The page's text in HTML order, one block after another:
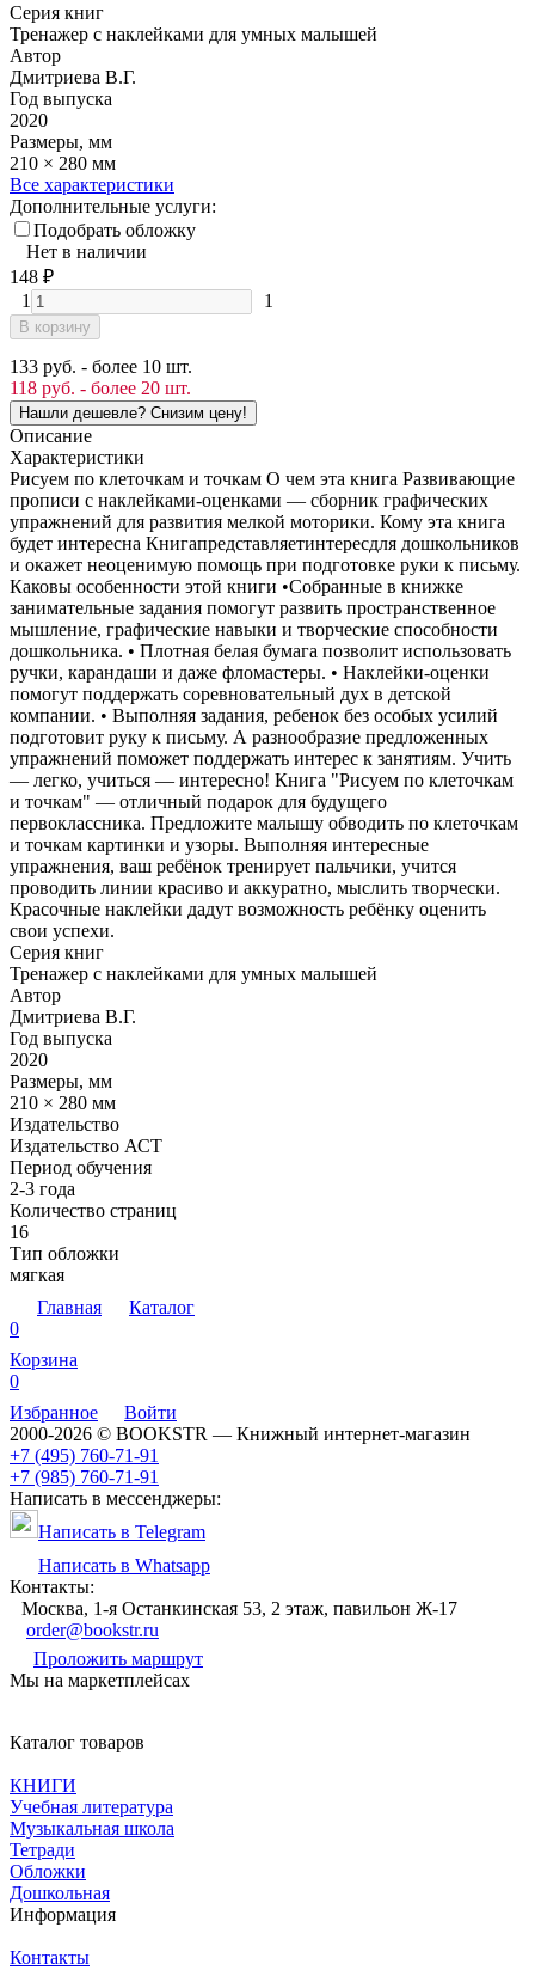
Серия книг
Тренажер с наклейками для умных малышей
Автор
Дмитриева В.Г.
Год выпуска
2020
Размеры, мм
210 × 280 мм
Все характеристики
Дополнительные услуги:
Подобрать обложку
Нет в наличии
148 ₽
1
1
В корзину
133 руб. - более 10 шт.
118 руб. - более 20 шт.
Описание
Характеристики
Рисуем по клеточкам и точкам О чем эта книга Развивающие
прописи с наклейками-оценками — сборник графических
упражнений для развития мелкой моторики. Кому эта книга
будет интересна Книгапредставляетинтересдля дошкольников
и окажет неоценимую помощь при подготовке руки к письму.
Каковы особенности этой книги •Собранные в книжке
занимательные задания помогут развить пространственное
мышление, графические навыки и творческие способности
дошкольника. • Плотная белая бумага позволит использовать
ручки, карандаши и даже фломастеры. • Наклейки-оценки
помогут поддержать соревновательный дух в детской
компании. • Выполняя задания, ребенок без особых усилий
подготовит руку к письму. А разнообразие предложенных
упражнений поможет поддержать интерес к занятиям. Учить
— легко, учиться — интересно! Книга "Рисуем по клеточкам
и точкам" — отличный подарок для будущего
первоклассника. Предложите малышу обводить по клеточкам
и точкам картинки и узоры. Выполняя интересные
упражнения, ваш ребёнок тренирует пальчики, учится
проводить линии красиво и аккуратно, мыслить творчески.
Красочные наклейки дадут возможность ребёнку оценить
свои успехи.
Серия книг
Тренажер с наклейками для умных малышей
Автор
Дмитриева В.Г.
Год выпуска
2020
Размеры, мм
210 × 280 мм
Издательство
Издательство АСТ
Период обучения
2-3 года
Количество страниц
16
Тип обложки
мягкая
Главная
Каталог
0
Корзина
0
Избранное
Войти
2000-2026 © BOOKSTR — Книжный интернет-магазин
+7 (495) 760-71-91
+7 (985) 760-71-91
Написать в мессенджеры:
Написать в Telegram
Написать в Whatsapp
Контакты:
Москва, 1-я Останкинская 53, 2 этаж, павильон Ж-17
order@bookstr.ru
Проложить маршрут
Мы на маркетплейсах
Каталог товаров
КНИГИ
Учебная литература
Музыкальная школа
Тетради
Обложки
Дошкольная
Информация
Контакты